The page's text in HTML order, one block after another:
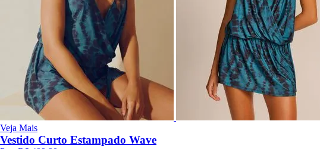
Veja Mais
Vestido Curto Estampado Wave